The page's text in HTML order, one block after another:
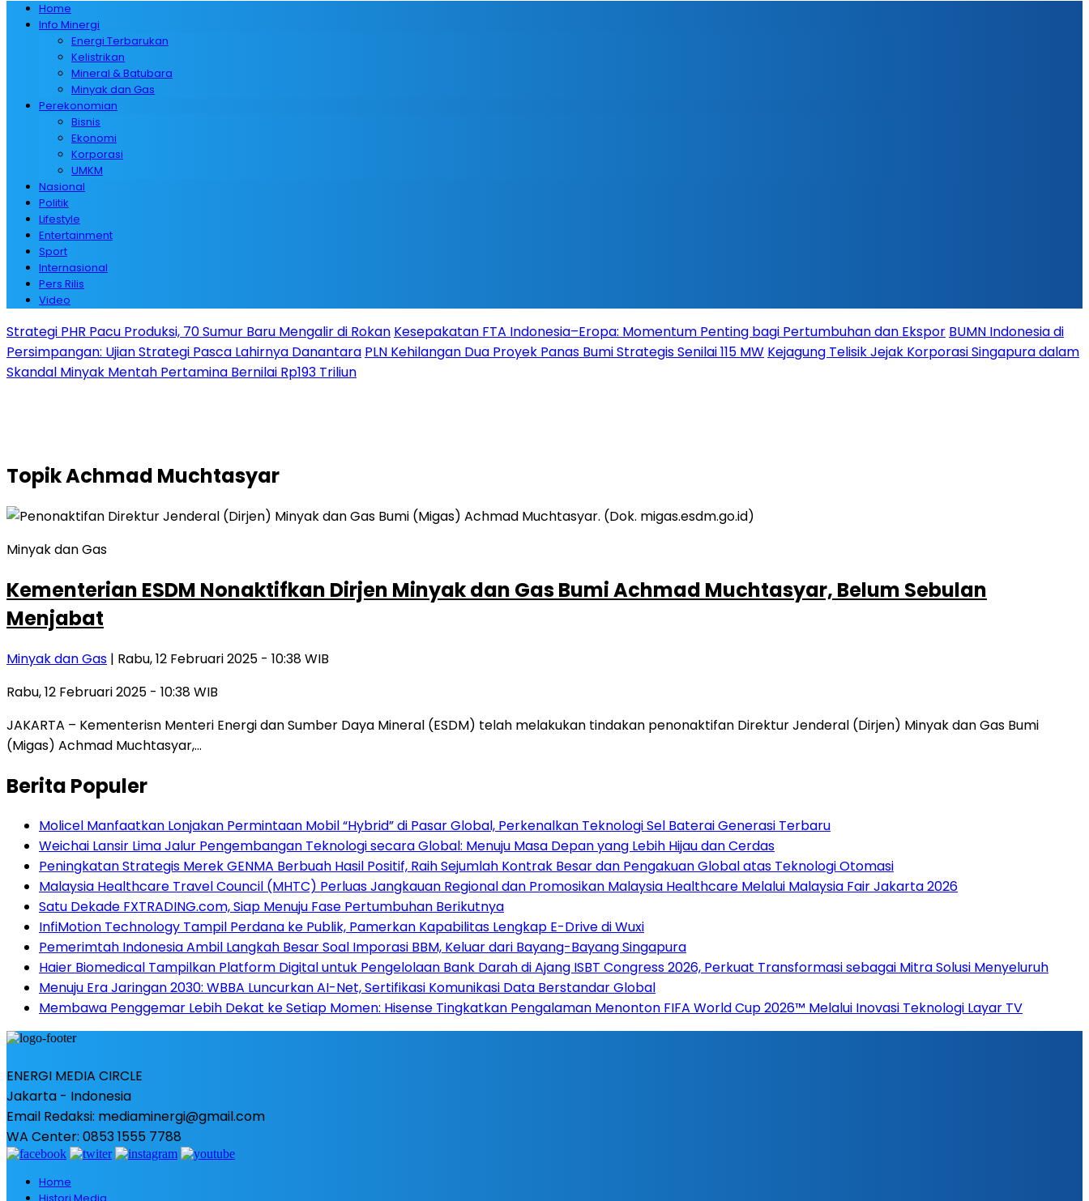
Home
Info Minergi
Energi Terbarukan
Kelistrikan
Mineral & Batubara
Minyak dan Gas
Perekonomian
Bisnis
Ekonomi
Korporasi
UMKM
Nasional
Politik
Lifestyle
Entertainment
Sport
Internasional
Pers Rilis
Video
Strategi PHR Pacu Produksi, 70 Sumur Baru Mengalir di Rokan Kesepakatan FTA Indonesia–Eropa: Momentum Penting bagi Pertumbuhan dan Ekspor BUMN Indonesia di
Persimpangan: Ujian Strategi Pasca Lahirnya Danantara PLN Kehilangan Dua Proyek Panas Bumi Strategis Senilai 115 MW Kejagung Telisik Jejak Korporasi Singapura dalam
Skandal Minyak Mentah Pertamina Bernilai Rp193 Triliun
TopikAchmad Muchtasyar
Minyak dan Gas
Kementerian ESDM Nonaktifkan Dirjen Minyak dan Gas Bumi Achmad Muchtasyar, Belum Sebulan
Menjabat
Minyak dan Gas | Rabu, 12 Februari 2025 - 10:38 WIB
Rabu, 12 Februari 2025 - 10:38 WIB
JAKARTA – Kementerisn Menteri Energi dan Sumber Daya Mineral (ESDM) telah melakukan tindakan penonaktifan Direktur Jenderal (Dirjen) Minyak dan Gas Bumi
(Migas) Achmad Muchtasyar,…
Berita Populer
Molicel Manfaatkan Lonjakan Permintaan Mobil “Hybrid” di Pasar Global, Perkenalkan Teknologi Sel Baterai Generasi Terbaru
Weichai Lansir Lima Jalur Pengembangan Teknologi secara Global: Menuju Masa Depan yang Lebih Hijau dan Cerdas
Peningkatan Strategis Merek GENMA Berbuah Hasil Positif, Raih Sejumlah Kontrak Besar dan Pengakuan Global atas Teknologi Otomasi
Malaysia Healthcare Travel Council (MHTC) Perluas Jangkauan Regional dan Promosikan Malaysia Healthcare Melalui Malaysia Fair Jakarta 2026
Satu Dekade FXTRADING.com, Siap Menuju Fase Pertumbuhan Berikutnya
InfiMotion Technology Tampil Perdana ke Publik, Pamerkan Kapabilitas Lengkap E-Drive di Wuxi
Pemerimtah Indonesia Ambil Langkah Besar Soal Imporasi BBM, Keluar dari Bayang-Bayang Singapura
Haier Biomedical Tampilkan Platform Digital untuk Pengelolaan Bank Darah di Ajang ISBT Congress 2026, Perkuat Transformasi sebagai Mitra Solusi Menyeluruh
Menuju Era Jaringan 2030: WBBA Luncurkan AI-Net, Sertifikasi Komunikasi Data Berstandar Global
Membawa Penggemar Lebih Dekat ke Setiap Momen: Hisense Tingkatkan Pengalaman Menonton FIFA World Cup 2026™ Melalui Inovasi Teknologi Layar TV
ENERGI MEDIA CIRCLE
Jakarta - Indonesia
Email Redaksi: mediaminergi@gmail.com
WA Center: 0853 1555 7788
Home